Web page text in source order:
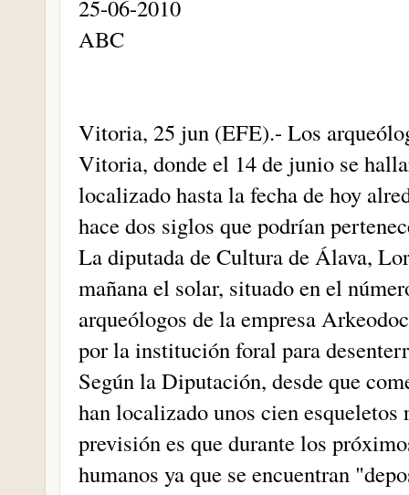
25-06-2010
ABC
Vitoria, 25 jun (EFE).- Los
Vitoria, donde el 14 de junio se
localizado hasta la fecha de hoy
hace dos siglos que podrían
La diputada de Cultura de Álava,
mañana el solar, situado en el
arqueólogos de la empresa
por la institución foral para
Según la Diputación, desde que
han localizado unos cien
previsión es que durante los
humanos ya que se encuentran